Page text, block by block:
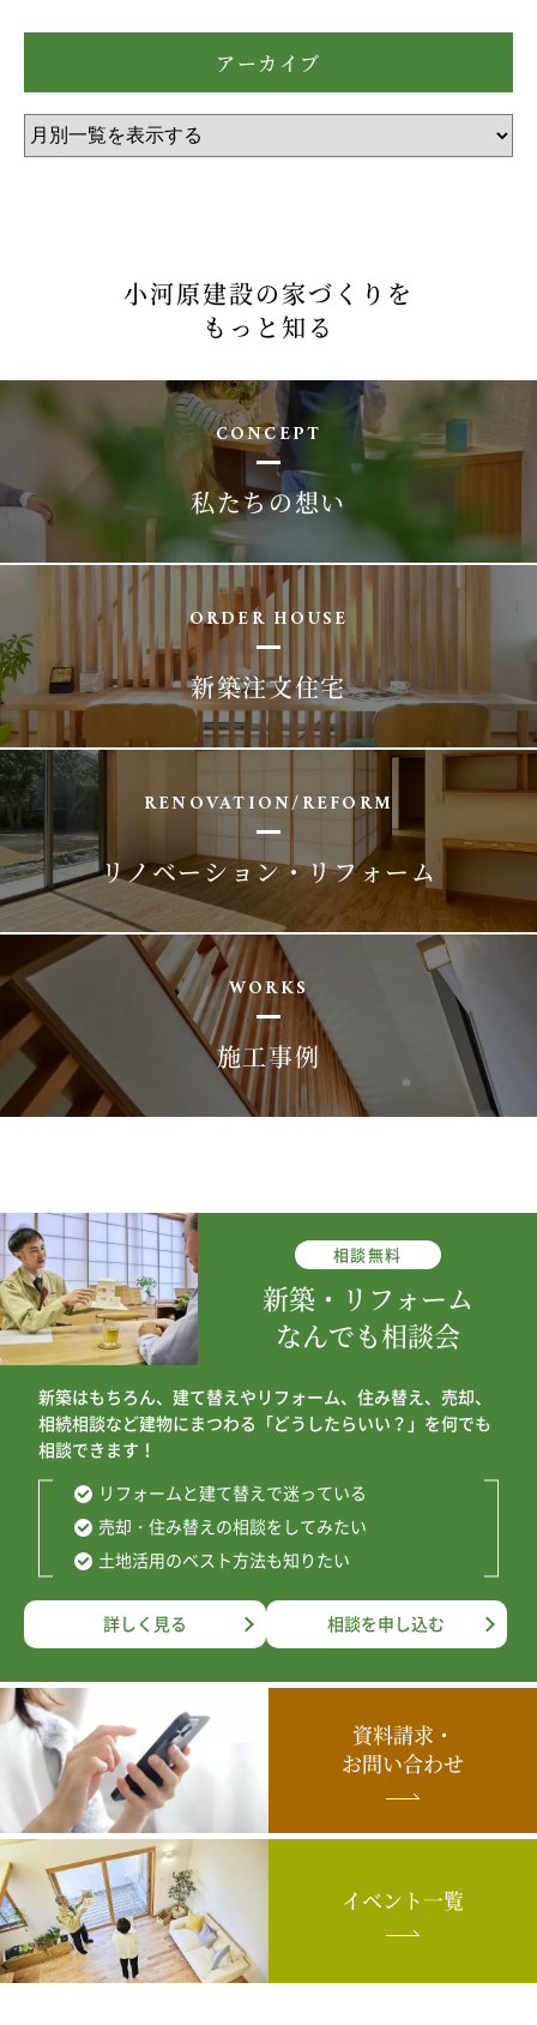
アーカイブ
小河原建設の家づくりを
もっと知る
CONCEPT
私たちの想い
ORDER HOUSE
新築注文住宅
RENOVATION/REFORM
リノベーション・リフォーム
WORKS
施工事例
相談無料
新築・リフォーム
なんでも相談会
新築はもちろん、建て替えやリフォーム、住み替え、売却、
相続相談など建物にまつわる「どうしたらいい？」を何でも
相談できます！
リフォームと建て替えで迷っている
売却・住み替えの相談をしてみたい
土地活用のベスト方法も知りたい
詳しく見る 相談を申し込む
資料請求・
お問い合わせ
イベント一覧